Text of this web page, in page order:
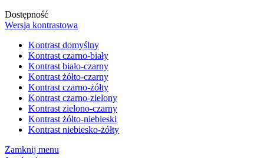
Dostępność
Wersja kontrastowa
Kontrast domyślny
Kontrast czarno-biały
Kontrast biało-czarny
Kontrast żółto-czarny
Kontrast czarno-żółty
Kontrast czarno-zielony
Kontrast zielono-czarny
Kontrast żółto-niebieski
Kontrast niebiesko-żółty
Zamknij menu